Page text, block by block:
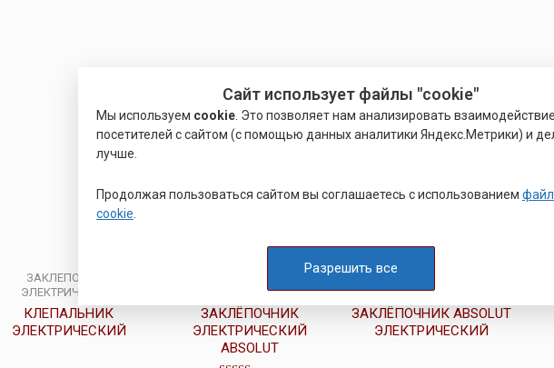
ЗАКЛЕПОЧНИК
ЭЛЕКТРИЧЕСКИЙ
КЛЕПАЛЬНИК
ЭЛЕКТРИЧЕСКИЙ
ЭЛЕКТРИЧЕСКИЙ
ЗАКЛЁПОЧНИК
ЭЛЕКТРИЧЕСКИЙ
ABSOLUT
ЭЛЕКТРИЧЕСКИЙ
ЗАКЛЁПОЧНИК ABSOLUT
ЭЛЕКТРИЧЕСКИЙ
Сайт использует файлы "cookie"
Мы используем cookie . Это позволяет нам анализировать взаимодействие
посетителей с сайтом (с помощью данных аналитики Яндекс.Метрики) и
лучше.
Продолжая пользоваться сайтом вы соглашаетесь с использованием
cookie
Разрешить все